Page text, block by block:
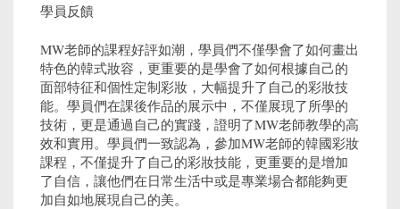
學員反饋
MW老師的課程好評如潮，學員們不僅學會了如何畫出
特色的韓式妝容，更重要的是學會了如何根據自己的
面部特征和個性定制彩妝，大幅提升了自己的彩妝技
能。學員們在課後作品的展示中，不僅展現了所學的
技術，更是通過自己的實踐，證明了MW老師教學的高
效和實用。學員們一致認為，參加MW老師的韓國彩妝
課程，不僅提升了自己的彩妝技能，更重要的是增加
了自信，讓他們在日常生活中或是專業場合都能夠更
加自如地展現自己的美。